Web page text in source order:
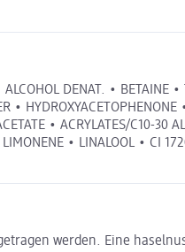
DENAT. • BETAINE
HYDROXYACETOPHENONE
• ACRYLATES/C10-30
• LINALOOL • CI
werden. Eine